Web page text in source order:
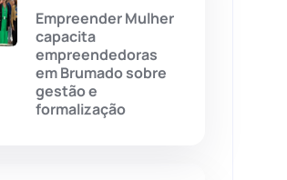
(157)
Sales (121)
Empreender Mulher
capacita
empreendedoras
em Brumado sobre
gestão e
formalização